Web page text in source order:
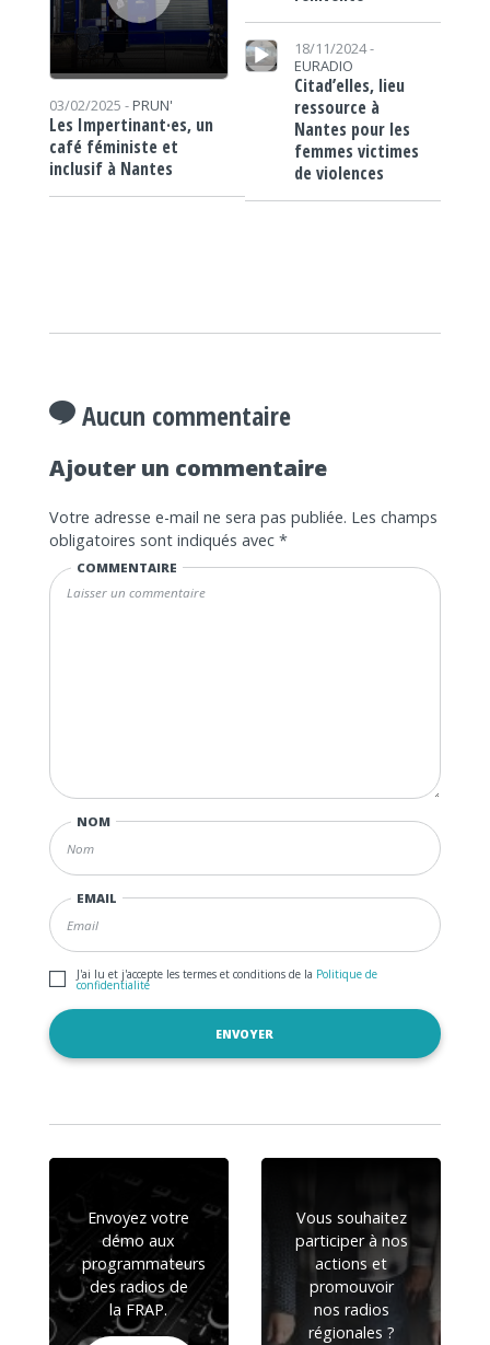
03/02/2025 - PRUN'
Les Impertinant·es, un
café féministe et
inclusif à Nantes
Lecteur audio
18/11/2024 -
EURADIO
Citad’elles, lieu
ressource à
Nantes pour les
femmes victimes
de violences
Aucun commentaire
Ajouter un commentaire
Votre adresse e-mail ne sera pas publiée. Les champs
obligatoires sont indiqués avec *
COMMENTAIRE
NOM
EMAIL
J'ai lu et j'accepte les termes et conditions de la Politique de
confidentialité
Envoyez votre
démo aux
programmateurs
des radios de
la FRAP.
Vous souhaitez
participer à nos
actions et
promouvoir
nos radios
régionales ?